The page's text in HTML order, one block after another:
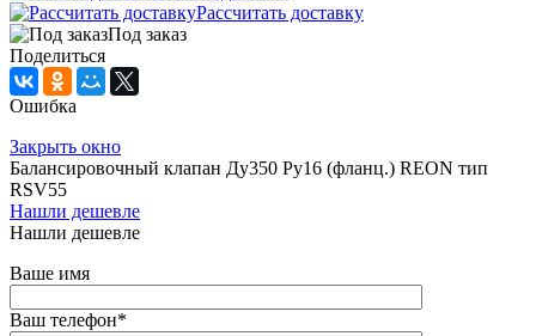
Рассчитать доставку
Под заказ
Поделиться
Ошибка
Закрыть окно
Балансировочный клапан Ду350 Ру16 (фланц.) REON тип
RSV55
Нашли дешевле
Нашли дешевле
Ваше имя
Ваш телефон*